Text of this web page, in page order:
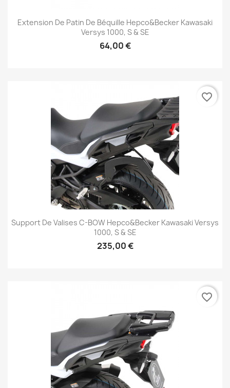
Extension De Patin De Béquille Hepco&Becker Kawasaki
Versys 1000, S & SE
64,00 €
Support De Valises C-BOW Hepco&Becker Kawasaki Versys
1000, S & SE
235,00 €
favorite_border
favorite_border